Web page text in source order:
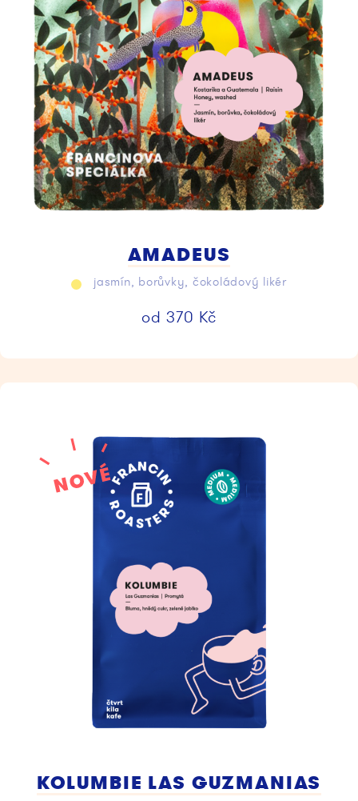
AMADEUS
jasmín, borůvky, čokoládový likér
od 370 Kč
KOLUMBIE LAS GUZMANIAS